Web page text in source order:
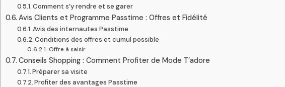
Comment s’y rendre et se garer
Avis Clients et Programme Passtime : Offres et Fidélité
Avis des internautes Passtime
Conditions des offres et cumul possible
Offre à saisir
Conseils Shopping : Comment Profiter de Mode T’adore
Préparer sa visite
Profiter des avantages Passtime